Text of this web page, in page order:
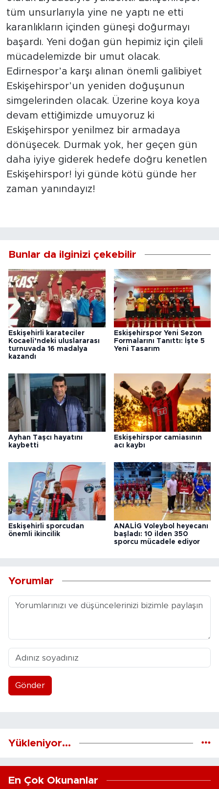
tüm unsurlarıyla yine ne yaptı ne etti
karanlıkların içinden güneşi doğurmayı
başardı. Yeni doğan gün hepimiz için çileli
mücadelemizde bir umut olacak.
Edirnespor’a karşı alınan önemli galibiyet
Eskişehirspor’un yeniden doğuşunun
simgelerinden olacak. Üzerine koya koya
devam ettiğimizde umuyoruz ki
Eskişehirspor yenilmez bir armadaya
dönüşecek. Durmak yok, her geçen gün
daha iyiye giderek hedefe doğru kenetlen
Eskişehirspor! İyi günde kötü günde her
zaman yanındayız!
Bunlar da ilginizi çekebilir
Eskişehirli karateciler
Kocaeli’ndeki uluslararası
turnuvada 16 madalya
kazandı
Eskişehirspor Yeni Sezon
Formalarını Tanıttı: İşte 5
Yeni Tasarım
Ayhan Taşcı hayatını
kaybetti
Eskişehirspor camiasının
acı kaybı
Eskişehirli sporcudan
önemli ikincilik
ANALİG Voleybol heyecanı
başladı: 10 ilden 350
sporcu mücadele ediyor
Yorumlar
Gönder
Yükleniyor...
En Çok Okunanlar